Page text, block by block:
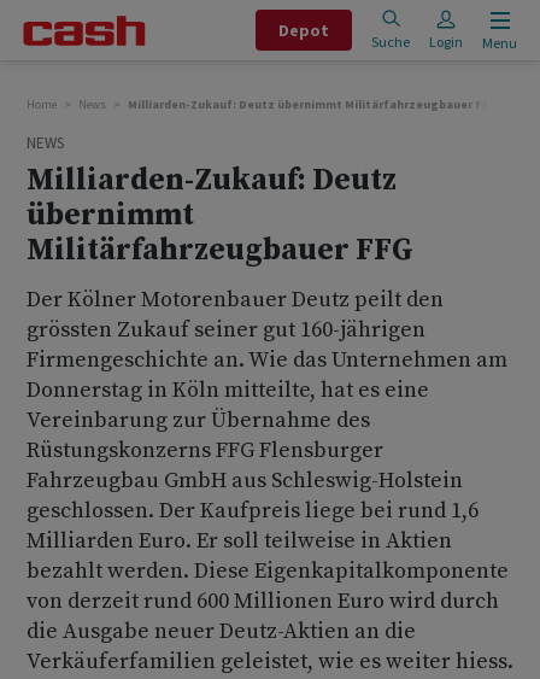
Depot
Suche Login Menu
Home News Milliarden-Zukauf: Deutz übernimmt Militärfahrzeugbauer FFG
NEWS
Milliarden-Zukauf: Deutz
übernimmt
Militärfahrzeugbauer FFG
Der Kölner Motorenbauer Deutz peilt den
grössten Zukauf seiner gut 160-jährigen
Firmengeschichte an. Wie das Unternehmen am
Donnerstag in Köln mitteilte, hat es eine
Vereinbarung zur Übernahme des
Rüstungskonzerns FFG Flensburger
Fahrzeugbau GmbH aus Schleswig-Holstein
geschlossen. Der Kaufpreis liege bei rund 1,6
Milliarden Euro. Er soll teilweise in Aktien
bezahlt werden. Diese Eigenkapitalkomponente
von derzeit rund 600 Millionen Euro wird durch
die Ausgabe neuer Deutz-Aktien an die
Verkäuferfamilien geleistet, wie es weiter hiess.